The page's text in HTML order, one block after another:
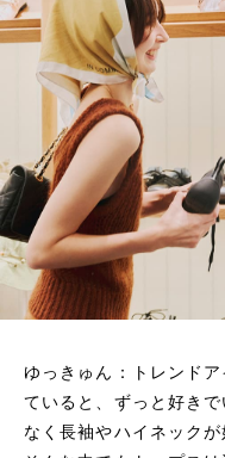
ゆっきゅん：トレンド
ていると、ずっと好き
なく長袖やハイネック